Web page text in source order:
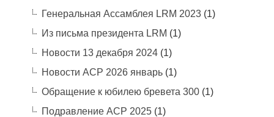
Генеральная Ассамблея LRM 2023(1)
Из письма президента LRM (1)
Новости 13 декабря 2024(1)
Новости АСР 2026 январь(1)
Обращение к юбилею бревета 300(1)
Подравление АСР 2025(1)